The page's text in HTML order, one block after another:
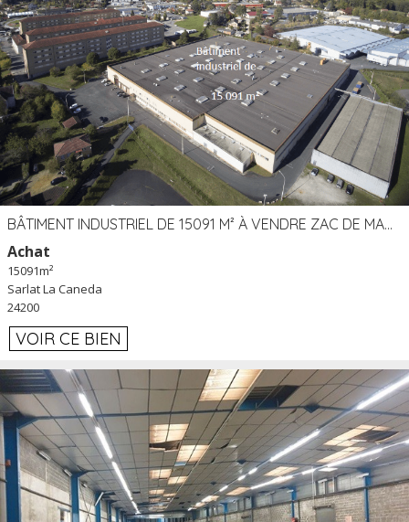
BÂTIMENT INDUSTRIEL DE 15091 M² À VENDRE ZAC DE MADRAZÈS À SARLAT (24)
Achat
15091m²
Sarlat La Caneda
24200
VOIR CE BIEN